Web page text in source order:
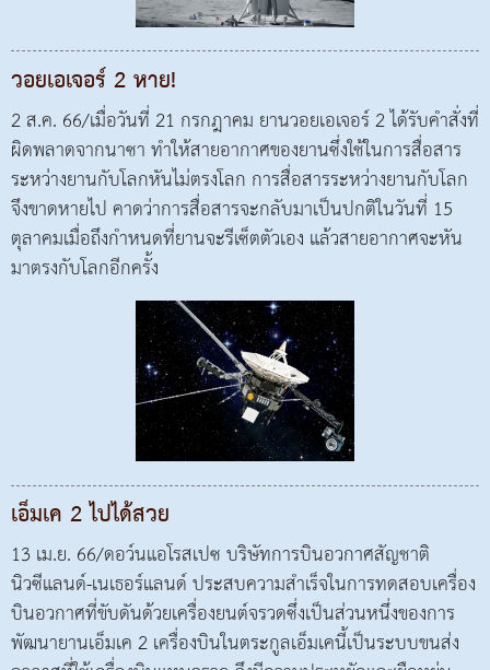
วอยเอเจอร์ 2 หาย!
2 ส.ค. 66/เมื่อวันที่ 21 กรกฎาคม ยานวอยเอเจอร์ 2 ได้รับคำสั่งที่
ผิดพลาดจากนาซา ทำให้สายอากาศของยานซึ่งใช้ในการสื่อสาร
ระหว่างยานกับโลกหันไม่ตรงโลก การสื่อสารระหว่างยานกับโลก
จึงขาดหายไป คาดว่าการสื่อสารจะกลับมาเป็นปกติในวันที่ 15
ตุลาคมเมื่อถึงกำหนดที่ยานจะรีเซ็ตตัวเอง แล้วสายอากาศจะหัน
มาตรงกับโลกอีกครั้ง
เอ็มเค 2 ไปได้สวย
13 เม.ย. 66/ดอว์นแอโรสเปซ บริษัทการบินอวกาศสัญชาติ
นิวซีแลนด์-เนเธอร์แลนด์ ประสบความสำเร็จในการทดสอบเครื่อง
บินอวกาศที่ขับดันด้วยเครื่องยนต์จรวดซึ่งเป็นส่วนหนึ่งของการ
พัฒนายานเอ็มเค 2 เครื่องบินในตระกูลเอ็มเคนี้เป็นระบบขนส่ง